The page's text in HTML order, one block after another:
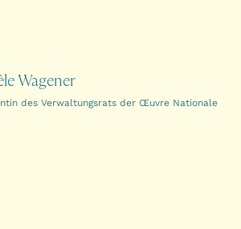
Wagener
des Verwaltungsrats der Œuvre Nationale